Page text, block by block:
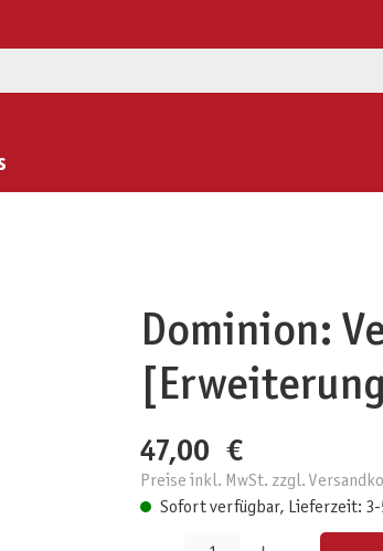
Dominion:
[Erweiterung]
47,00 €
Preise inkl. MwSt. zzgl.
Sofort verfügbar, Lieferzeit: 3-